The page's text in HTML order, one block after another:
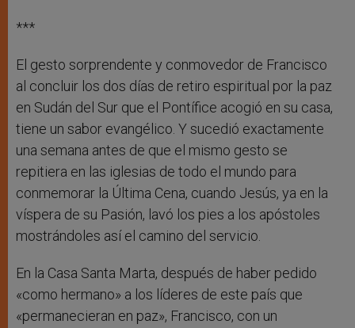
***
El gesto sorprendente y conmovedor de Francisco
al concluir los dos días de retiro espiritual por la paz
en Sudán del Sur que el Pontífice acogió en su casa,
tiene un sabor evangélico. Y sucedió exactamente
una semana antes de que el mismo gesto se
repitiera en las iglesias de todo el mundo para
conmemorar la Última Cena, cuando Jesús, ya en la
víspera de su Pasión, lavó los pies a los apóstoles
mostrándoles así el camino del servicio.
En la Casa Santa Marta, después de haber pedido
«como hermano» a los líderes de este país que
«permanecieran en paz», Francisco, con un